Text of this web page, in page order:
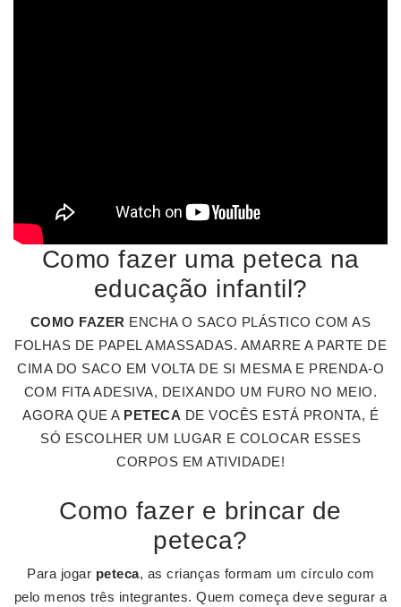
Como fazer uma peteca na
educação infantil?
COMO FAZER ENCHA O SACO PLÁSTICO COM AS
FOLHAS DE PAPEL AMASSADAS. AMARRE A PARTE DE
CIMA DO SACO EM VOLTA DE SI MESMA E PRENDA-O
COM FITA ADESIVA, DEIXANDO UM FURO NO MEIO.
AGORA QUE A PETECA DE VOCÊS ESTÁ PRONTA, É
SÓ ESCOLHER UM LUGAR E COLOCAR ESSES
CORPOS EM ATIVIDADE!
Como fazer e brincar de
peteca?
Para jogar peteca, as crianças formam um círculo com
pelo menos três integrantes. Quem começa deve segurar a